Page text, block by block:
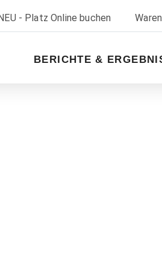
- Platz Online buchen
BERICHTE &